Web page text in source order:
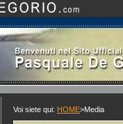
Voi siete qui: HOME>Media